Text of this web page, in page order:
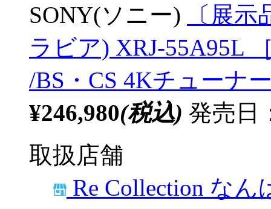
SONY(ソニー)
〔展
ラビア) XRJ-55A95L
/BS・CS 4Kチューナ
¥246,980(税込) 発売日
取扱店舗
Re Collection なん